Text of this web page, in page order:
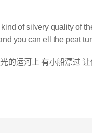
of silvery quality of
you can ell the peat
的运河上 有小船漂过